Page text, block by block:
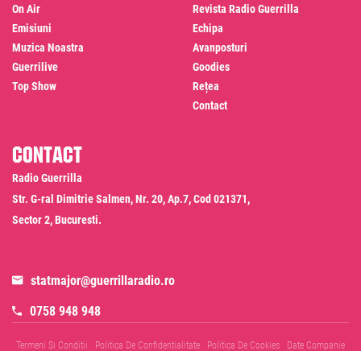
On Air
Emisiuni
Muzica Noastra
Guerrilive
Top Show
Revista Radio Guerrilla
Echipa
Avanposturi
Goodies
Rețea
Contact
Contact
Radio Guerrilla
Str. G-ral Dimitrie Salmen, Nr. 20, Ap.7, Cod 021371,
Sector 2, Bucuresti.
statmajor@guerrillaradio.ro
0758 948 948
Termeni Si Conditii Politica De Confidentialitate Politica De Cookies Date Companie